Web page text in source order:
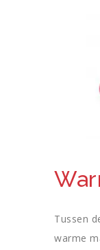
Tussen
warme